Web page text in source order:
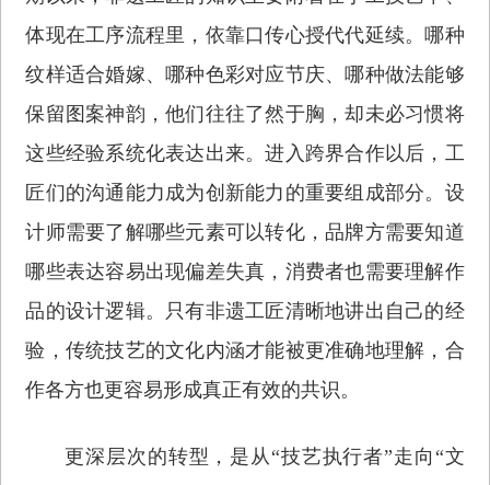
体现在工序流程里，依靠口传心授代代延续。哪种
纹样适合婚嫁、哪种色彩对应节庆、哪种做法能够
保留图案神韵，他们往往了然于胸，却未必习惯将
这些经验系统化表达出来。进入跨界合作以后，工
匠们的沟通能力成为创新能力的重要组成部分。设
计师需要了解哪些元素可以转化，品牌方需要知道
哪些表达容易出现偏差失真，消费者也需要理解作
品的设计逻辑。只有非遗工匠清晰地讲出自己的经
验，传统技艺的文化内涵才能被更准确地理解，合
作各方也更容易形成真正有效的共识。
更深层次的转型，是从“技艺执行者”走向“文